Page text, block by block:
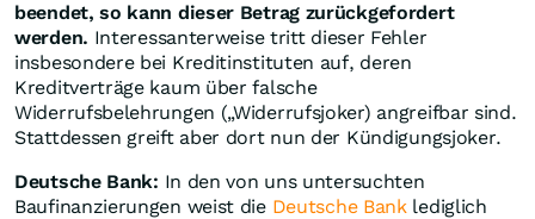
beendet, so kann dieser Betrag zurückgefordert
werden. Interessanterweise tritt dieser Fehler
insbesondere bei Kreditinstituten auf, deren
Kreditverträge kaum über falsche
Widerrufsbelehrungen („Widerrufsjoker) angreifbar sind.
Stattdessen greift aber dort nun der Kündigungsjoker.
Deutsche Bank: In den von uns untersuchten
Baufinanzierungen weist die Deutsche Banklediglich